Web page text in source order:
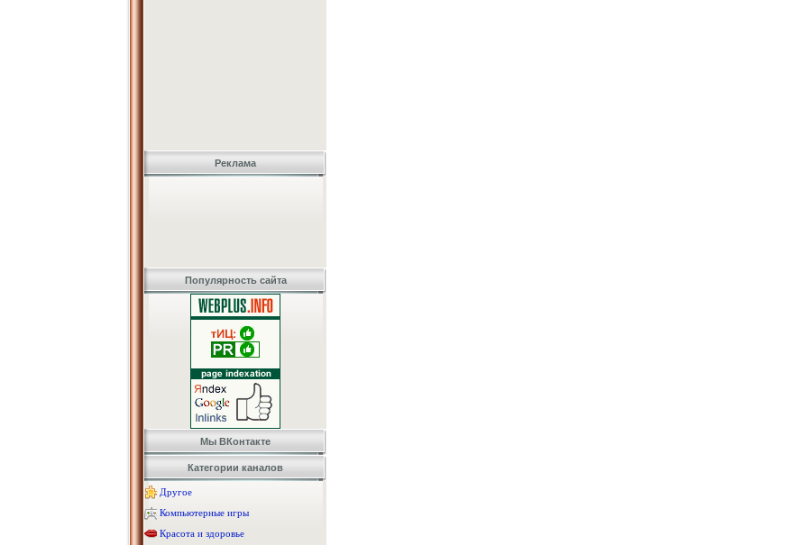
Реклама
Популярность сайта
Мы ВКонтакте
Категории каналов
Другое
Компьютерные игры
Красота и здоровье